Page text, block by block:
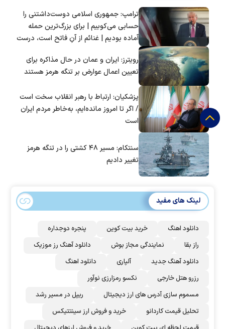
ترامپ: جمهوری اسلامی دوست‌داشتنی را
حسابی می‌کوبیم | برای بزرگ‌ترین حمله
آماده بودیم | غنائم از آنِ فاتح است، درست
رویترز: ایران و عمان در حال مذاکره برای
تعیین اعمال عوارض بر تنگه هرمز هستند
پزشکیان: ارتباط با رهبر انقلاب سخت است
/ اگر تا امروز مانده‌ایم، به‌خاطر مردم ایران
است
سنتکام: مسیر ۴۸ کشتی را در تنگه هرمز
تغییر دادیم
لینک های مفید
دانلود اهنگ خرید بیت کوین
پنجره دوجداره
راز بقا
نمایندگی مجاز بوش
دانلود آهنگ رز‌ موزیک
دانلود آهنگ جدید
آلپاری
دانلود اهنگ
رزرو هتل خارجی
نکسو رمزارزی نوآور
مسموم سازی آدرس های ارز دیجیتال
ریپل در مسیر رشد
تحلیل قیمت کاردانو
خرید و فروش ارز سینتتیکس